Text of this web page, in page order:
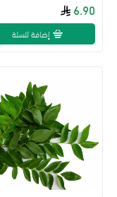
6.90
إضافة للسلة